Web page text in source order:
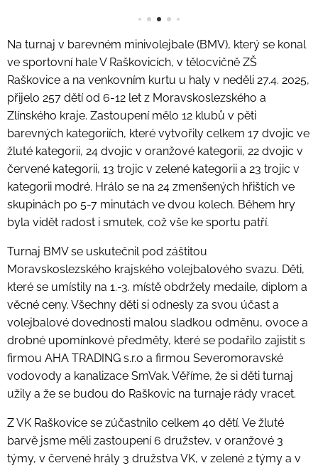
Na turnaj v barevném minivolejbale (BMV), který se konal
ve sportovní hale V Raškovicích, v tělocvičně ZŠ
Raškovice a na venkovním kurtu u haly v neděli 27.4. 2025,
přijelo 257 dětí od 6-12 let z Moravskoslezského a
Zlínského kraje. Zastoupení mělo 12 klubů v pěti
barevných kategoriích, které vytvořily celkem 17 dvojic ve
žluté kategorii, 24 dvojic v oranžové kategorii, 22 dvojic v
červené kategorii, 13 trojic v zelené kategorii a 23 trojic v
kategorii modré. Hrálo se na 24 zmenšených hřištích ve
skupinách po 5-7 minutách ve dvou kolech. Během hry
byla vidět radost i smutek, což vše ke sportu patří.
Turnaj BMV se uskutečnil pod záštitou
Moravskoslezského krajského volejbalového svazu. Děti,
které se umístily na 1.-3. místě obdržely medaile, diplom a
věcné ceny. Všechny děti si odnesly za svou účast a
volejbalové dovednosti malou sladkou odměnu, ovoce a
drobné upomínkové předměty, které se podařilo zajistit s
firmou AHA TRADING s.r.o a firmou Severomoravské
vodovody a kanalizace SmVak. Věříme, že si děti turnaj
užily a že se budou do Raškovic na turnaje rády vracet.
Z VK Raškovice se zúčastnilo celkem 40 dětí. Ve žluté
barvě jsme měli zastoupení 6 družstev, v oranžové 3
týmy, v červené hrály 3 družstva VK, v zelené 2 týmy a v